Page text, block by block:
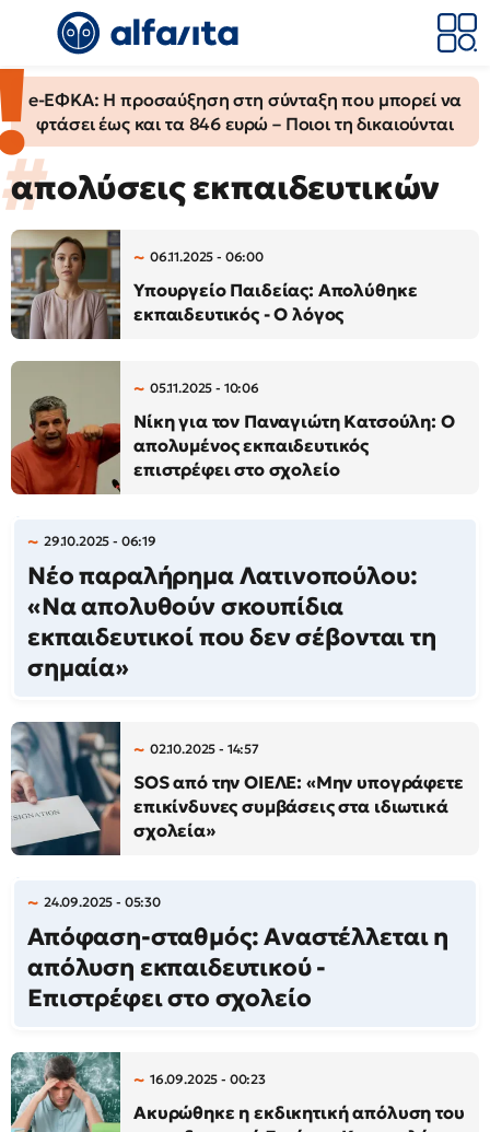
e-ΕΦΚΑ: Η προσαύξηση στη σύνταξη που μπορεί να
φτάσει έως και τα 846 ευρώ – Ποιοι τη δικαιούνται
απολύσεις εκπαιδευτικών
06.11.2025 - 06:00
Υπουργείο Παιδείας: Απολύθηκε
εκπαιδευτικός - Ο λόγος
05.11.2025 - 10:06
Νίκη για τον Παναγιώτη Κατσούλη: Ο
απολυμένος εκπαιδευτικός
επιστρέφει στο σχολείο
29.10.2025 - 06:19
Νέο παραλήρημα Λατινοπούλου:
«Να απολυθούν σκουπίδια
εκπαιδευτικοί που δεν σέβονται τη
σημαία»
02.10.2025 - 14:57
SOS από την ΟΙΕΛΕ: «Μην υπογράφετε
επικίνδυνες συμβάσεις στα ιδιωτικά
σχολεία»
24.09.2025 - 05:30
Απόφαση-σταθμός: Αναστέλλεται η
απόλυση εκπαιδευτικού -
Επιστρέφει στο σχολείο
16.09.2025 - 00:23
Ακυρώθηκε η εκδικητική απόλυση του